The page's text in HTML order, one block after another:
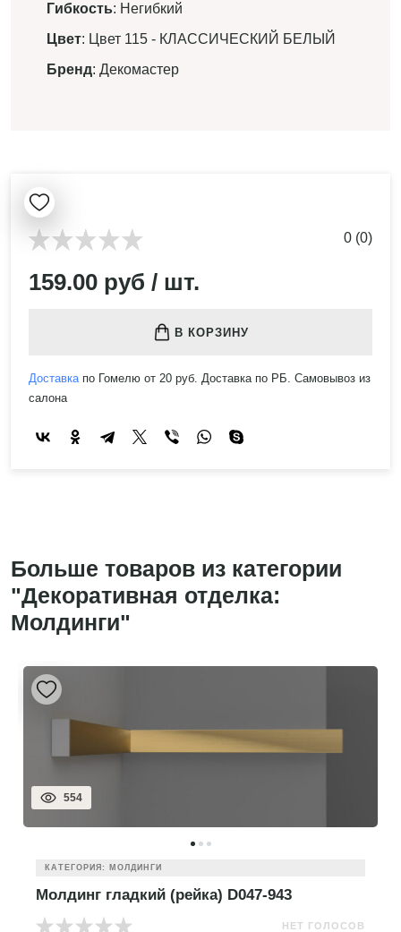
Гибкость: Негибкий
Цвет: Цвет 115 - КЛАССИЧЕСКИЙ БЕЛЫЙ
Бренд: Декомастер
0 (0)
159.00 руб / шт.
В КОРЗИНУ
Доставкапо Гомелю от 20 руб. Доставка по РБ. Самовывоз из
салона
Больше товаров из категории
"Декоративная отделка:
Молдинги"
554
КАТЕГОРИЯ: МОЛДИНГИ
Молдинг гладкий (рейка) D047-943
НЕТ ГОЛОСОВ